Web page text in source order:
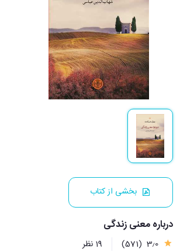
بخشی از کتاب
درباره معنی زندگی
3٫0 (571) 19 نظر